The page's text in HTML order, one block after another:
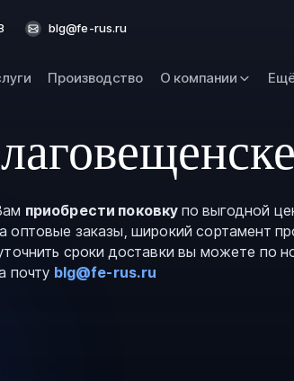
blg@fe-rus.ru
Производство О компании
приобрести поковку по выгодной
оптовые заказы, широкий сортамент
сроки доставки вы можете по
почту blg@fe-rus.ru